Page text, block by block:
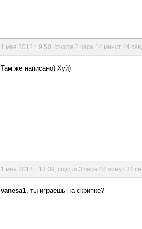
1 мая 2012 г. 9:50 , спустя 2 часа 14 минут 44
Там же написано) Хуй)
1 мая 2012 г. 13:39 , спустя 3 часа 48 минут 34
vanesa1, ты играешь на скрипке?